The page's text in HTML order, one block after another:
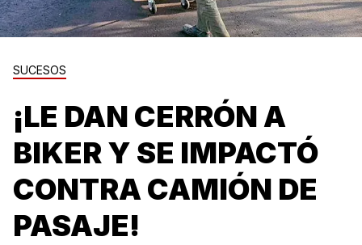
SUCESOS
¡LE DAN CERRÓN A
BIKER Y SE IMPACTÓ
CONTRA CAMIÓN DE
PASAJE!